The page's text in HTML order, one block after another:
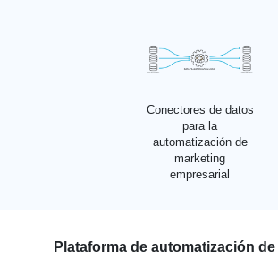
Conectores de datos
para la
automatización de
marketing
empresarial
Plataforma de automatización